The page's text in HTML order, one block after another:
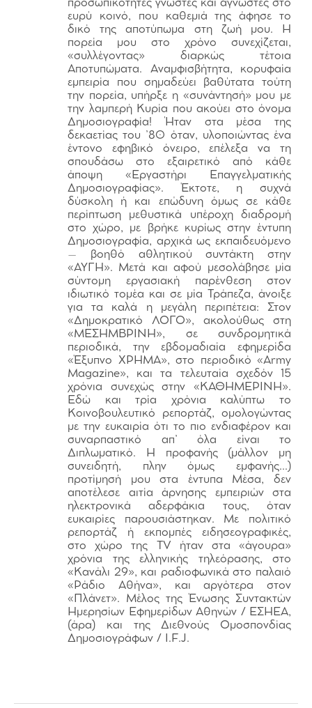
προσωπικότητες γνωστές και άγνωστες στο
ευρύ κοινό, που καθεμιά της άφησε το
δικό της αποτύπωμα στη ζωή μου. Η
πορεία μου στο χρόνο συνεχίζεται,
«συλλέγοντας» διαρκώς τέτοια
Αποτυπώματα. Αναμφισβήτητα, κορυφαία
εμπειρία που σημαδεύει βαθύτατα τούτη
την πορεία, υπήρξε η «συνάντησή» μου με
την λαμπερή Κυρία που ακούει στο όνομα
Δημοσιογραφία! Ήταν στα μέσα της
δεκαετίας του ’80 όταν, υλοποιώντας ένα
έντονο εφηβικό όνειρο, επέλεξα να τη
σπουδάσω στο εξαιρετικό από κάθε
άποψη «Εργαστήρι Επαγγελματικής
Δημοσιογραφίας». Έκτοτε, η συχνά
δύσκολη ή και επώδυνη όμως σε κάθε
περίπτωση μεθυστικά υπέροχη διαδρομή
στο χώρο, με βρήκε κυρίως στην έντυπη
Δημοσιογραφία, αρχικά ως εκπαιδευόμενο
– βοηθό αθλητικού συντάκτη στην
«ΑΥΓΗ». Μετά και αφού μεσολάβησε μία
σύντομη εργασιακή παρένθεση στον
ιδιωτικό τομέα και σε μία Τράπεζα, άνοιξε
για τα καλά η μεγάλη περιπέτεια: Στον
«Δημοκρατικό ΛΟΓΟ», ακολούθως στη
«ΜΕΣΗΜΒΡΙΝΗ», σε συνδρομητικά
περιοδικά, την εβδομαδιαία εφημερίδα
«Έξυπνο ΧΡΗΜΑ», στο περιοδικό «Army
Magazine», και τα τελευταία σχεδόν 15
χρόνια συνεχώς στην «ΚΑΘΗΜΕΡΙΝΗ».
Εδώ και τρία χρόνια καλύπτω το
Κοινοβουλευτικό ρεπορτάζ, ομολογώντας
με την ευκαιρία ότι το πιο ενδιαφέρον και
συναρπαστικό απ’ όλα είναι το
Διπλωματικό. Η προφανής (μάλλον μη
συνειδητή, πλην όμως εμφανής…)
προτίμησή μου στα έντυπα Μέσα, δεν
αποτέλεσε αιτία άρνησης εμπειριών στα
ηλεκτρονικά αδερφάκια τους, όταν
ευκαιρίες παρουσιάστηκαν. Με πολιτικό
ρεπορτάζ ή εκπομπές ειδησεογραφικές,
στο χώρο της TV ήταν στα «άγουρα»
χρόνια της ελληνικής τηλεόρασης, στο
«Κανάλι 29», και ραδιοφωνικά στο παλαιό
«Ράδιο Αθήνα», και αργότερα στον
«Πλάνετ». Μέλος της Ένωσης Συντακτών
Ημερησίων Εφημερίδων Αθηνών / ΕΣΗΕΑ,
(άρα) και της Διεθνούς Ομοσπονδίας
Δημοσιογράφων / I.F.J.